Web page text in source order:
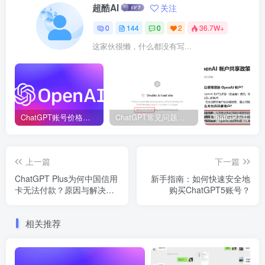
超酷AI 关注
0 144 0 2 36.7W+
这家伙很懒，什么都没有写...
ChatGPT账号价格表_ChatGPT账号购买！ ChatGPT常见问题解决方法汇总，持续提供更新，建议收藏！
上一篇
ChatGPT Plus为何中国信用
卡无法付款？原因与解决方
下一篇
新手指南：如何快速安全地
购买ChatGPT5账号？
相关推荐